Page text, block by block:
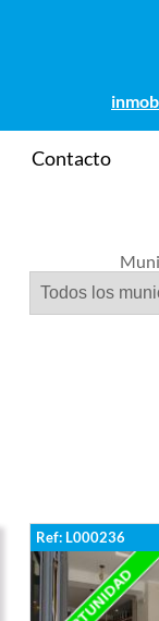
Contacto
Ref: L000236